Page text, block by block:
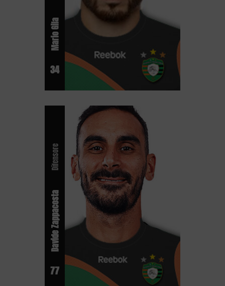
34
Mario Gila
77
Davide Zappacosta
Difensore